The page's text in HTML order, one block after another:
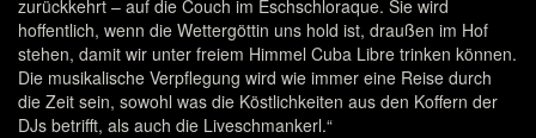
zurückkehrt – auf die Couch im Eschschloraque. Sie wird
hoffentlich, wenn die Wettergöttin uns hold ist, draußen im Hof
stehen, damit wir unter freiem Himmel Cuba Libre trinken können.
Die musikalische Verpflegung wird wie immer eine Reise durch
die Zeit sein, sowohl was die Köstlichkeiten aus den Koffern der
DJs betrifft, als auch die Liveschmankerl.“